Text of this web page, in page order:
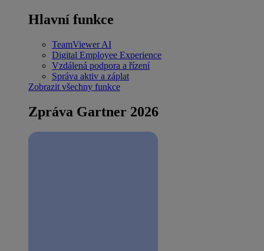
Hlavní funkce
TeamViewer AI
Digital Employee Experience
Vzdálená podpora a řízení
Správa aktiv a záplat
Zobrazit všechny funkce
Zpráva Gartner 2026